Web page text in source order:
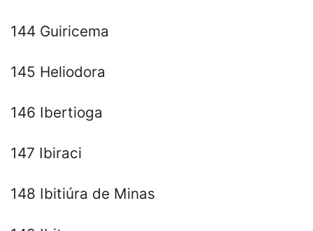
144 Guiricema
145 Heliodora
146 Ibertioga
147 Ibiraci
148 Ibitiúra de Minas